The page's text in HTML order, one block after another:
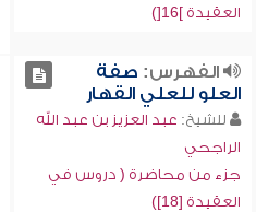
العقيدة ]16[)
الفهرس: صفة
العلو للعلي القهار
للشيخ: عبد العزيز بن عبد الله
الراجحي
جزء من محاضرة ( دروس في
العقيدة [18])